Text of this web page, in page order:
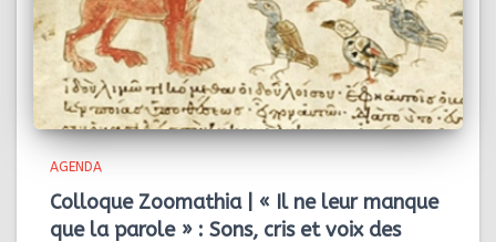
AGENDA
Colloque Zoomathia | « Il ne leur manque
que la parole » : Sons, cris et voix des